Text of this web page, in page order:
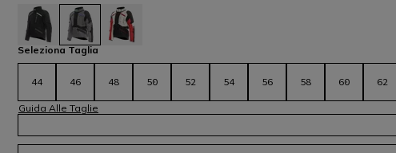
selezionato
Seleziona Taglia
44 46 48 50 52 54 56 58 60 62
Guida Alle Taglie